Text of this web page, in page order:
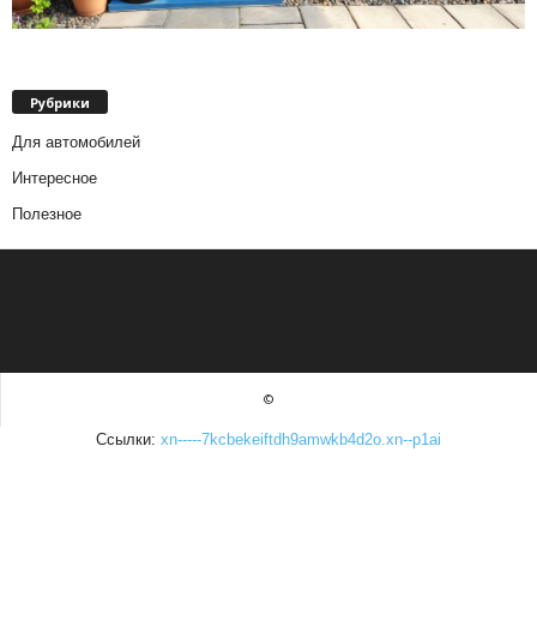
Рубрики
Для автомобилей
Интересное
Полезное
©
Ссылки: xn-----7kcbekeiftdh9amwkb4d2o.xn--p1ai